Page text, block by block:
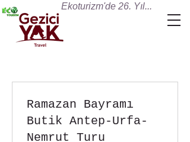
Ekoturizm'de 26. Yıl...
Ramazan Bayramı
Butik Antep-Urfa-
Nemrut Turu